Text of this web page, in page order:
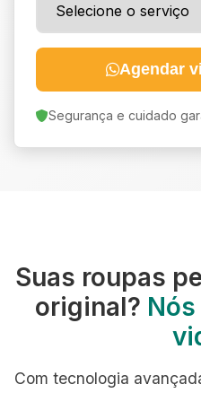
Agendar
Segurança e cuidado
Suas roupas
original?
Com tecnologia